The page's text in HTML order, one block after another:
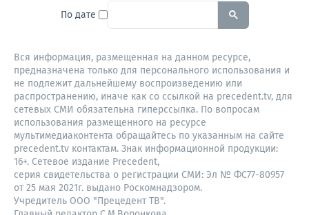
По дате To search this site, enter a
Вся информация, размещенная на данном ресурсе,
предназначена только для персонального использования и
не подлежит дальнейшему воспроизведению или
распространению, иначе как со ссылкой на precedent.tv, для
сетевых СМИ обязательна гиперссылка. По вопросам
использования размещенного на ресурсе
мультимедиаконтента обращайтесь по указанным на сайте
precedent.tv контактам. Знак информационной продукции:
16+. Сетевое издание Precedent,
серия свидетельства о регистрации СМИ: Эл № ФС77-80957
от 25 мая 2021г. выдано Роскомнадзором.
Учредитель ООО "Прецедент ТВ".